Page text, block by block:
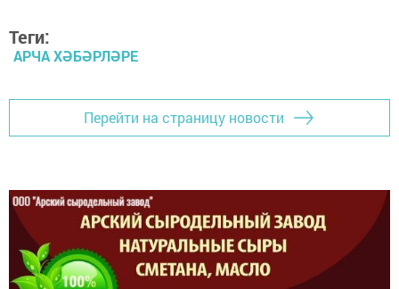
АРЧА ХӘБӘРЛӘРЕ
Перейти на страницу новости